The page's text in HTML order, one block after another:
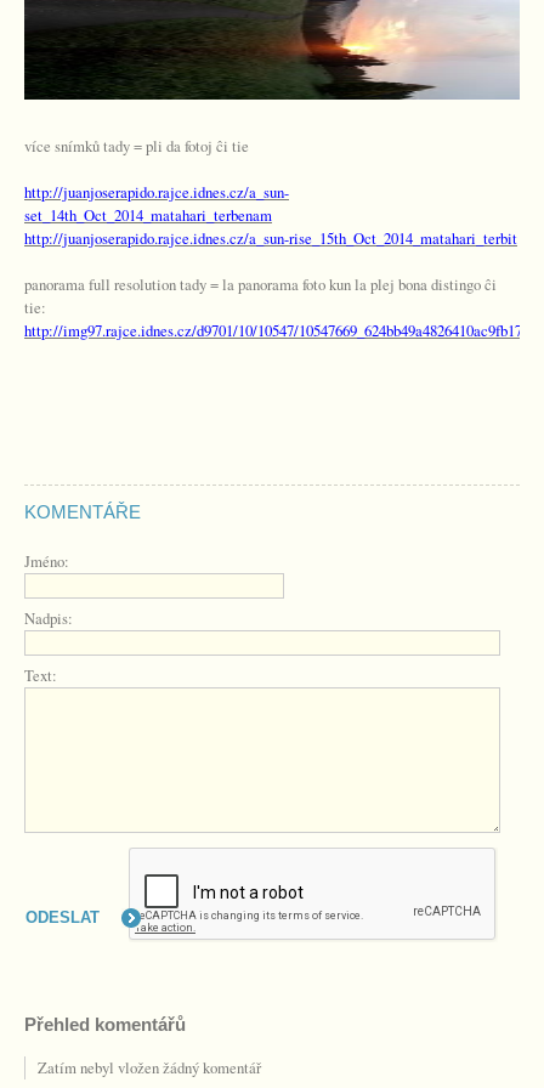
více snímků tady = pli da fotoj ĉi tie
http://juanjoserapido.rajce.idnes.cz/a_sun-
set_14th_Oct_2014_matahari_terbenam
http://juanjoserapido.rajce.idnes.cz/a_sun-rise_15th_Oct_2014_matahari_terbit
panorama full resolution tady = la panorama foto kun la plej bona distingo ĉi
tie:
http://img97.rajce.idnes.cz/d9701/10/10547/
KOMENTÁŘE
Jméno:
Nadpis:
Text:
Přehled komentářů
Zatím nebyl vložen žádný komentář